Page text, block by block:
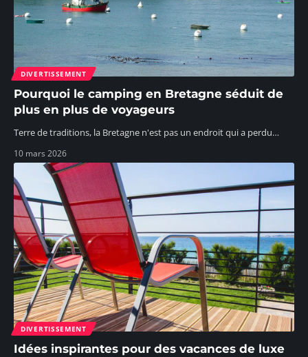
DIVERTISSEMENT
Pourquoi le camping en Bretagne séduit de
plus en plus de voyageurs
Terre de traditions, la Bretagne n'est pas un endroit qui a perdu…
10 mars 2026
DIVERTISSEMENT
Idées inspirantes pour des vacances de luxe